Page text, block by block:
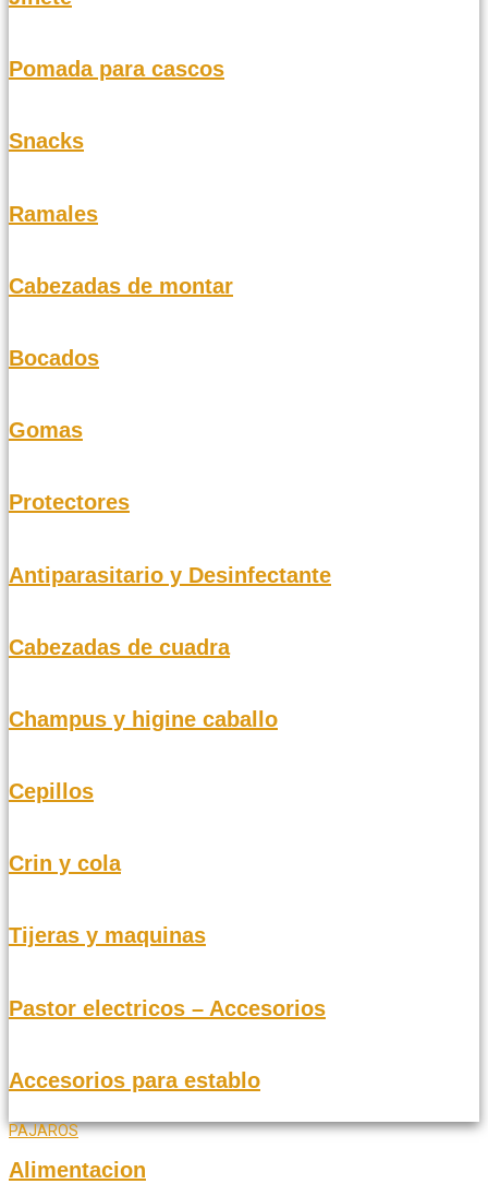
Pomada para cascos
Snacks
Ramales
Cabezadas de montar
Bocados
Gomas
Protectores
Antiparasitario y Desinfectante
Cabezadas de cuadra
Champus y higine caballo
Cepillos
Crin y cola
Tijeras y maquinas
Pastor electricos – Accesorios
Accesorios para establo
PAJAROS
Alimentacion